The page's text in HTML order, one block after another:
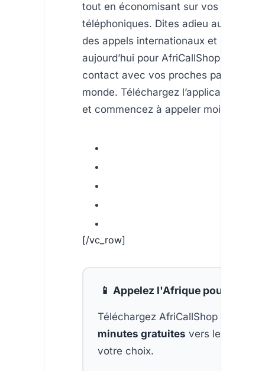
tout en économisant sur vos frais
téléphoniques. Dites adieu aux coûts
des appels internationaux et optez
aujourd’hui pour AfriCallShop pour
contact avec vos proches partout
monde. Téléchargez l’application
et commencez à appeler moins cher !
[/vc_row]
📱 Appelez l'Afrique pour moins
Téléchargez AfriCallShop et
minutes gratuites vers le pays de
votre choix.